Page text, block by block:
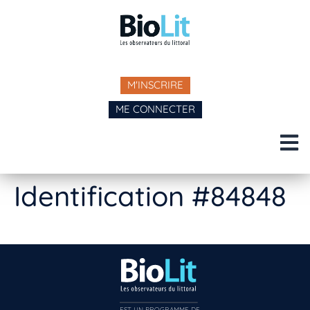
M'INSCRIRE
ME CONNECTER
Identification #84848